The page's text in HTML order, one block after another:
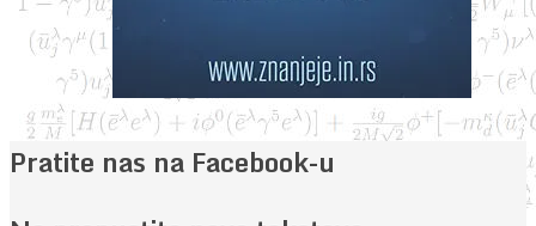
Pratite nas na Facebook-u